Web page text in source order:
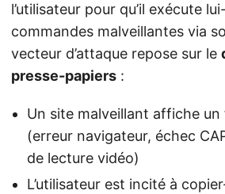
l’utilisateur pour qu’il exécute
commandes malveillantes via
vecteur d’attaque repose sur le
presse-papiers :
Un site malveillant affiche un
(erreur navigateur, échec
de lecture vidéo)
L’utilisateur est incité à